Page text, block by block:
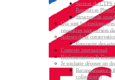
Section du CTPS
Ressources
Structure de
Qui sont les
ressources sont versées
Acteurs de la
Rencontre des
Contexte international
Réglementation &
Je souhaite déposer un
Reconnaissance
collection(s)